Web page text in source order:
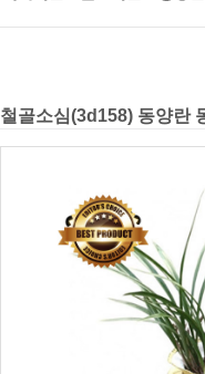
철골소심(3d158) 동양란